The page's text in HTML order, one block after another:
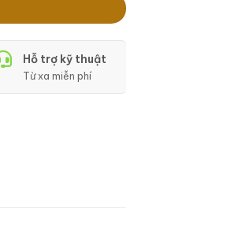
Hỗ trợ kỹ thuật
Từ xa miễn phí